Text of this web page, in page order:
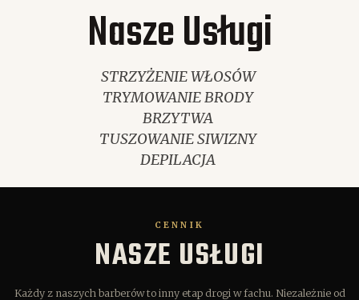
Nasze Usługi
STRZYŻENIE WŁOSÓW
TRYMOWANIE BRODY
BRZYTWA
TUSZOWANIE SIWIZNY
DEPILACJA
CENNIK
NASZE USŁUGI
Każdy z naszych barberów to inny etap drogi w fachu. Niezależnie od